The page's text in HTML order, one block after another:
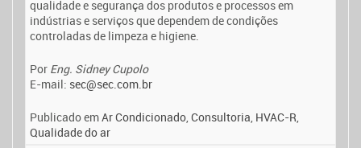
qualidade e segurança dos produtos e processos em
indústrias e serviços que dependem de condições
controladas de limpeza e higiene.
Por Eng. Sidney Cupolo
E-mail: sec@sec.com.br
Publicado emAr Condicionado,Consultoria, HVAC-R,
Qualidade do ar